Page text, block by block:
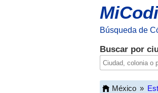
Búsqueda de
Buscar por
México »